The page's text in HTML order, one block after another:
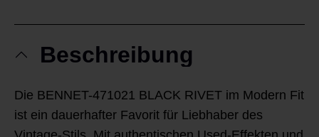
Beschreibung
Die BENNET-471021 BLACK RIVET im Modern Fit
ist ein dauerhafter Favorit für Liebhaber des